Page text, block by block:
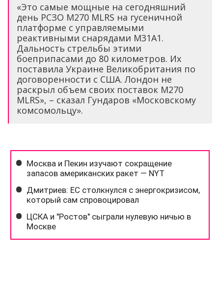
«Это самые мощные на сегодняшний
день РСЗО M270 MLRS на гусеничной
платформе с управляемыми
реактивными снарядами M31A1.
Дальность стрельбы этими
боеприпасами до 80 километров. Их
поставила Украине Великобритания по
договоренности с США. Лондон не
раскрыл объем своих поставок M270
MLRS», – сказал Гундаров «Московскому
комсомольцу».